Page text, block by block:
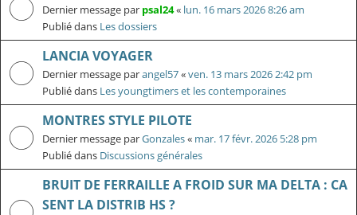
Dernier message par psal24« lun. 16 mars 2026 8:26 am
Publié dans Les dossiers
LANCIA VOYAGER
Dernier message parangel57«ven. 13 mars 2026 2:42 pm
Publié dans Les youngtimers et les contemporaines
MONTRES STYLE PILOTE
Dernier message parGonzales« mar. 17 févr. 2026 5:28 pm
Publié dans Discussions générales
BRUIT DE FERRAILLE A FROID SUR MA DELTA : CA
SENT LA DISTRIB HS ?